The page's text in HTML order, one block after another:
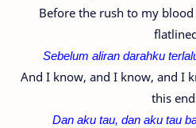
Before the rush to my
Sebelum aliran darahku
And I know, and I know, and I
this
Dan aku tau, dan aku tau